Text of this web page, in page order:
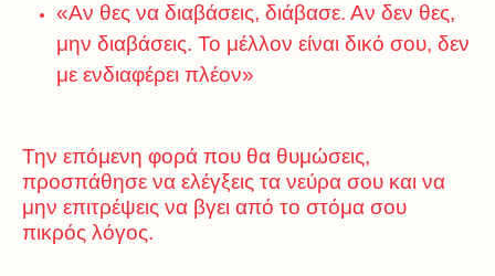
«Αν θες να διαβάσεις, διάβασε. Αν δεν θες,
μην διαβάσεις. Το μέλλον είναι δικό σου, δεν
με ενδιαφέρει πλέον»
Την επόμενη φορά που θα θυμώσεις,
προσπάθησε να ελέγξεις τα νεύρα σου και να
μην επιτρέψεις να βγει από το στόμα σου
πικρός λόγος.